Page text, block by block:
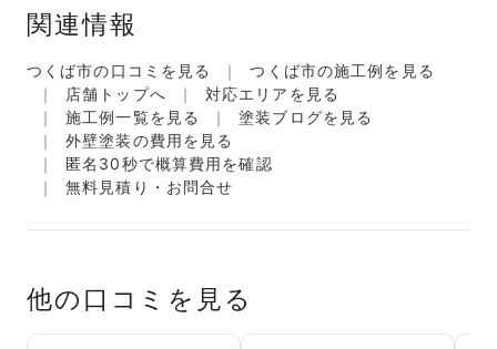
関連情報
つくば市の口コミを見る
つくば市の施工例を見る
店舗トップへ
対応エリアを見る
施工例一覧を見る
塗装ブログを見る
外壁塗装の費用を見る
匿名30秒で概算費用を確認
無料見積り・お問合せ
他の口コミを見る